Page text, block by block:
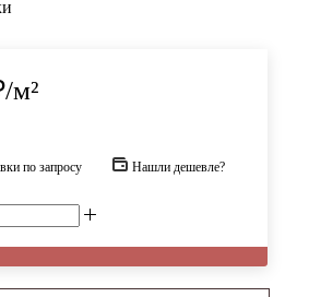
/м²
по запросу Нашли дешевле?